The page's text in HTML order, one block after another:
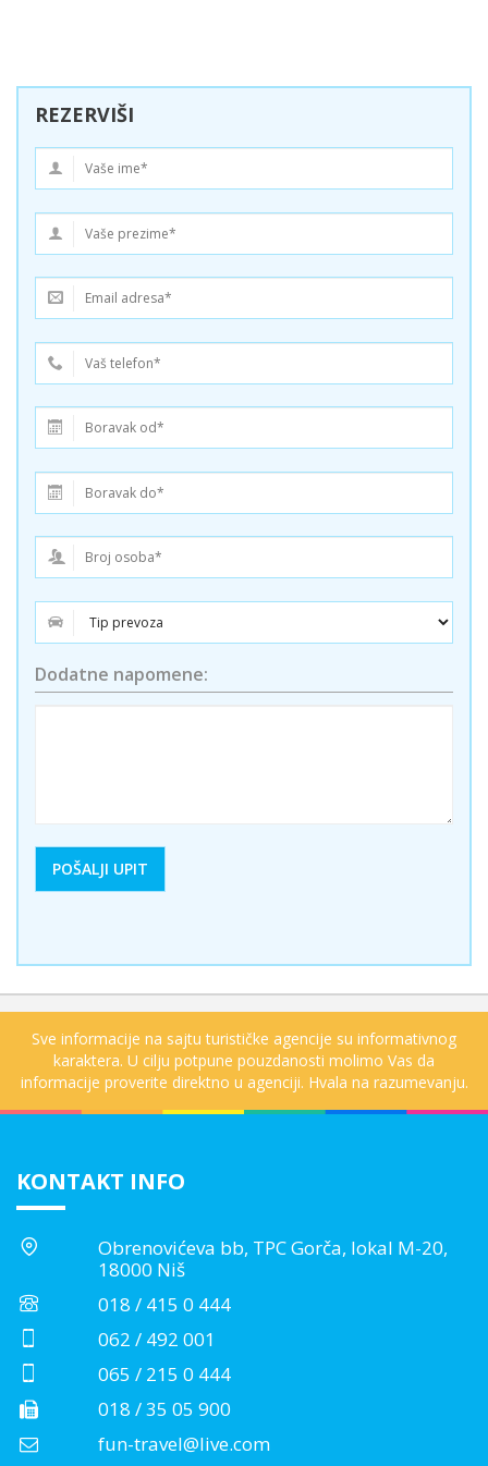
REZERVIŠI
Dodatne napomene:
Sve informacije na sajtu turističke agencije su informativnog
karaktera. U cilju potpune pouzdanosti molimo Vas da
informacije proverite direktno u agenciji. Hvala na razumevanju.
KONTAKT INFO
Obrenovićeva bb, TPC Gorča, lokal M-20,
18000 Niš
018 / 415 0 444
062 / 492 001
065 / 215 0 444
018 / 35 05 900
fun-travel@live.com